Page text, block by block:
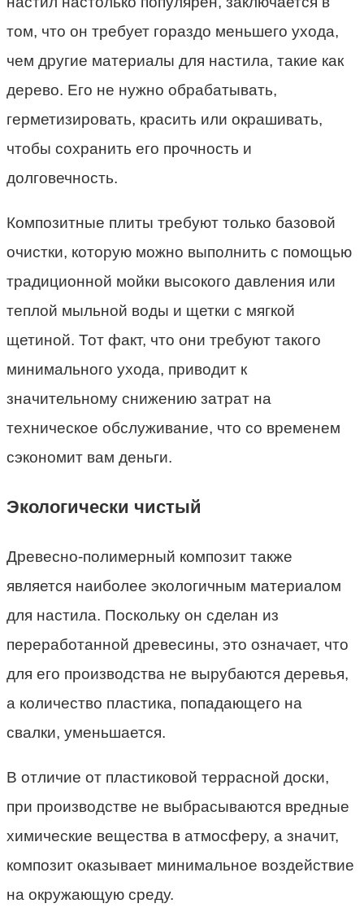
том, что он требует гораздо меньшего ухода,
чем другие материалы для настила, такие как
дерево. Его не нужно обрабатывать,
герметизировать, красить или окрашивать,
чтобы сохранить его прочность и
долговечность.
Композитные плиты требуют только базовой
очистки, которую можно выполнить с помощью
традиционной мойки высокого давления или
теплой мыльной воды и щетки с мягкой
щетиной. Тот факт, что они требуют такого
минимального ухода, приводит к
значительному снижению затрат на
техническое обслуживание, что со временем
сэкономит вам деньги.
Экологически чистый
Древесно-полимерный композит также
является наиболее экологичным материалом
для настила. Поскольку он сделан из
переработанной древесины, это означает, что
для его производства не вырубаются деревья,
а количество пластика, попадающего на
свалки, уменьшается.
В отличие от пластиковой террасной доски,
при производстве не выбрасываются вредные
химические вещества в атмосферу, а значит,
композит оказывает минимальное воздействие
на окружающую среду.